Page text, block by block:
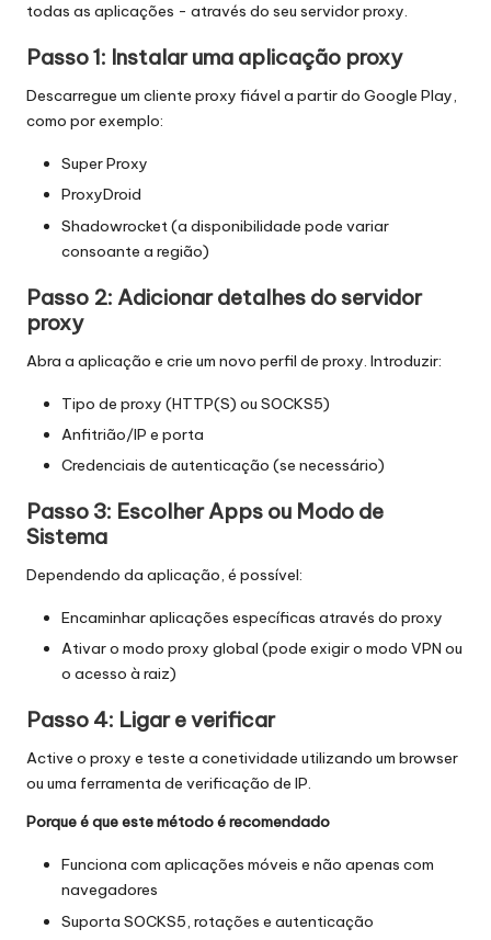
todas as aplicações - através do seu servidor proxy.
Passo 1: Instalar uma aplicação proxy
Descarregue um cliente proxy fiável a partir do Google Play,
como por exemplo:
Super Proxy
ProxyDroid
Shadowrocket (a disponibilidade pode variar
consoante a região)
Passo 2: Adicionar detalhes do servidor
proxy
Abra a aplicação e crie um novo perfil de proxy. Introduzir:
Tipo de proxy (HTTP(S) ou SOCKS5)
Anfitrião/IP e porta
Credenciais de autenticação (se necessário)
Passo 3: Escolher Apps ou Modo de
Sistema
Dependendo da aplicação, é possível:
Encaminhar aplicações específicas através do proxy
Ativar o modo proxy global (pode exigir o modo VPN ou
o acesso à raiz)
Passo 4: Ligar e verificar
Active o proxy e teste a conetividade utilizando um browser
ou uma ferramenta de verificação de IP.
Porque é que este método é recomendado
Funciona com aplicações móveis e não apenas com
navegadores
Suporta SOCKS5, rotações e autenticação